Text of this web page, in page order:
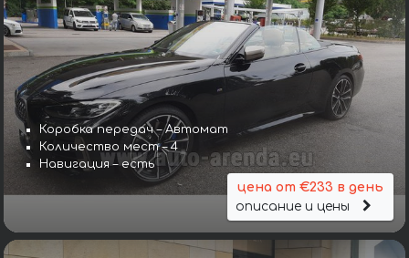
Коробка передач – Автомат
Количество мест – 4
Навигация – есть
цена от €233 в день
описание и цены